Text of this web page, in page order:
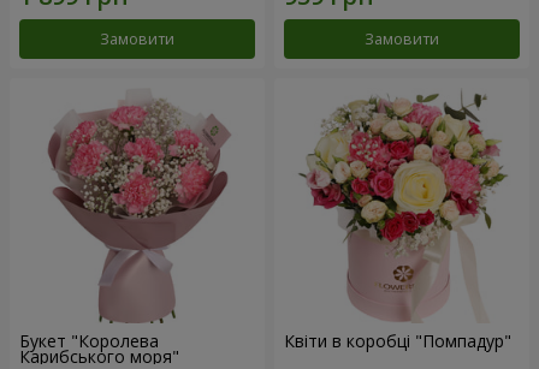
Замовити Замовити
Букет "Королева
Карибського моря"
Квіти в коробці "Помпадур"